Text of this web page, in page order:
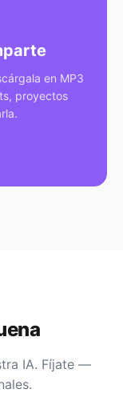
en MP3
proyectos
IA. Fíjate —